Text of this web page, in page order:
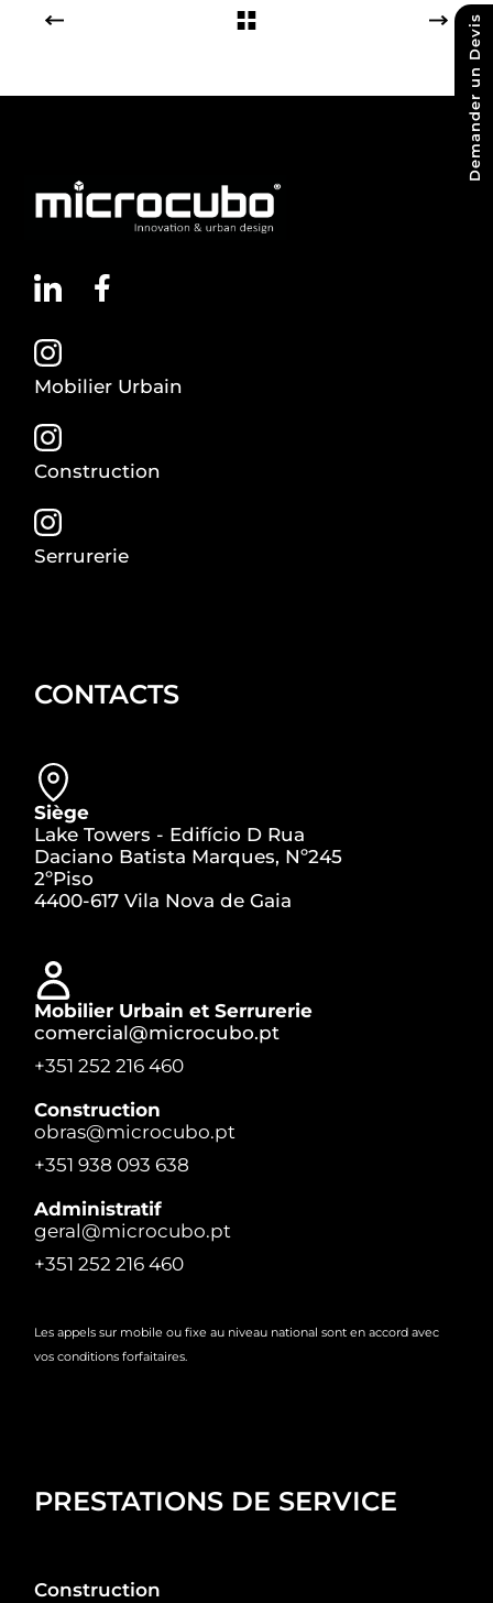
Mobilier Urbain
Construction
Serrurerie
CONTACTS
Siège
Lake Towers - Edifício D Rua
Daciano Batista Marques, Nº245
2ºPiso
4400-617 Vila Nova de Gaia
Mobilier Urbain et Serrurerie
comercial@microcubo.pt
+351 252 216 460
Construction
obras@microcubo.pt
+351 938 093 638
Administratif
geral@microcubo.pt
+351 252 216 460
Les appels sur mobile ou fixe au niveau national sont en accord avec
vos conditions forfaitaires.
PRESTATIONS DE SERVICE
Construction
Demander un Devis